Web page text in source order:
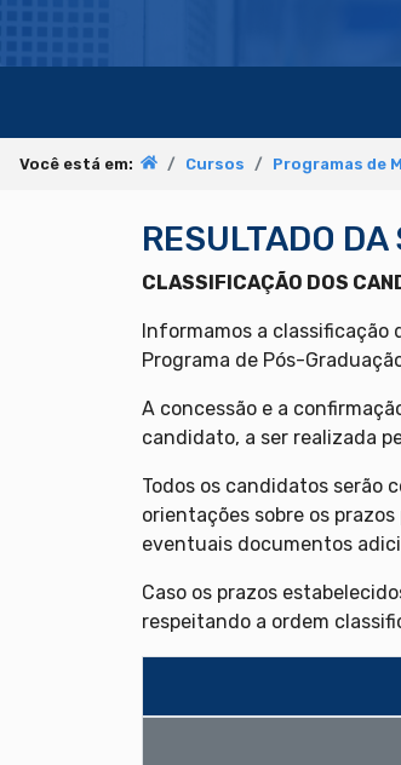
Você está em: Cursos Programas de
RESULTADO
CLASSIFICAÇÃO DOS
Informamos a classificação
Programa de Pós-
A concessão e a
candidato, a ser realizada
Todos os candidatos serão
orientações sobre os
eventuais documentos
Caso os prazos
respeitando a ordem